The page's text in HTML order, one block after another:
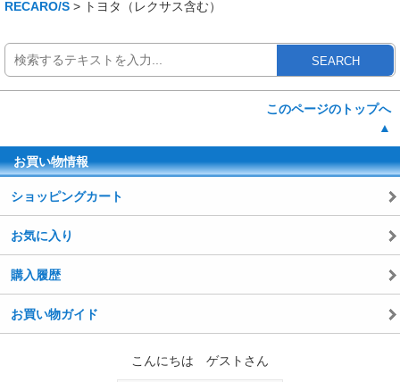
RECARO/S > トヨタ（レクサス含む）
SEARCH
このページのトップへ
▲
お買い物情報
ショッピングカート
お気に入り
購入履歴
お買い物ガイド
こんにちは ゲストさん